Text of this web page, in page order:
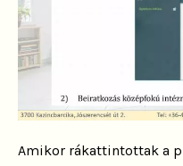
Amikor rákattintottak a